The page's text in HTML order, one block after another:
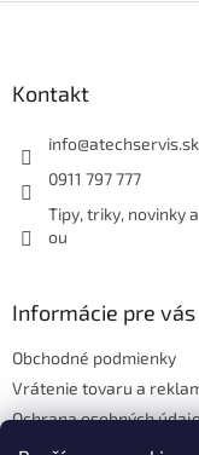
Kontakt
info@atechservis.sk
0911 797 777
Tipy, triky, novinky
ou
Informácie pre vás
Obchodné podmienky
Vrátenie tovaru a
Ochrana osobných
Hodnotenie obchodu